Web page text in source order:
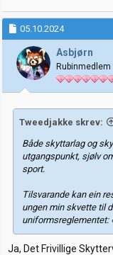
05.10.2024
Asbjørn
Rubinmedlem
Tweedjakke skrev:
Både skyttarlag og
utgangspunkt, sjølv
sport.
Tilsvarande kan ein
ungen min skvette til
uniformsreglementet:
Ja, Det Frivillige